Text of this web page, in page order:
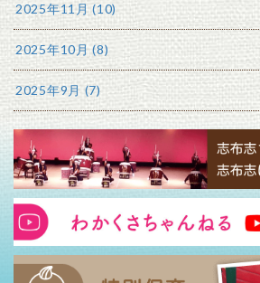
2025年11月 (10)
2025年10月 (8)
2025年9月 (7)